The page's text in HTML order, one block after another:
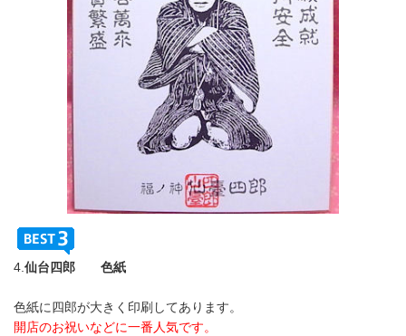
4.仙台四郎 色紙
色紙に四郎が大きく印刷してあります。
開店のお祝いなどに一番人気です。